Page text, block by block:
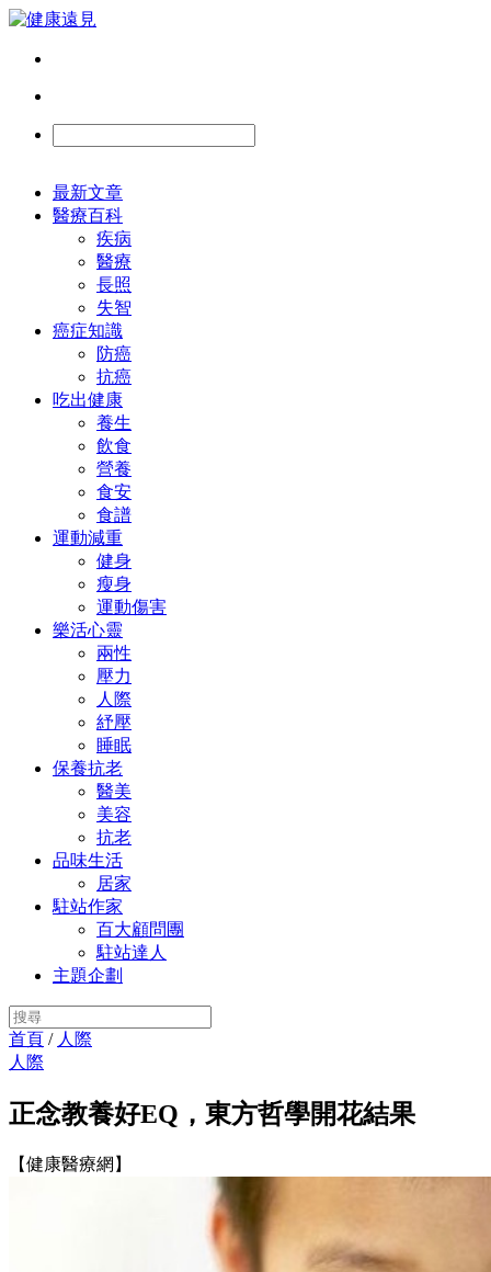
最新文章
醫療百科
疾病
醫療
長照
失智
癌症知識
防癌
抗癌
吃出健康
養生
飲食
營養
食安
食譜
運動減重
健身
瘦身
運動傷害
樂活心靈
兩性
壓力
人際
紓壓
睡眠
保養抗老
醫美
美容
抗老
品味生活
居家
駐站作家
百大顧問團
駐站達人
主題企劃
首頁 / 人際
人際
正念教養好EQ，東方哲學開花結果
【健康醫療網】